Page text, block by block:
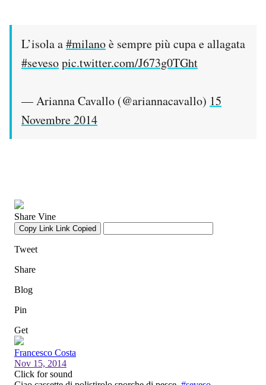
L’isola a#milanoè sempre più cupa e allagata
#sevesopic.twitter.com/J673g0TGht
— Arianna Cavallo (@ariannacavallo) 15
Novembre 2014